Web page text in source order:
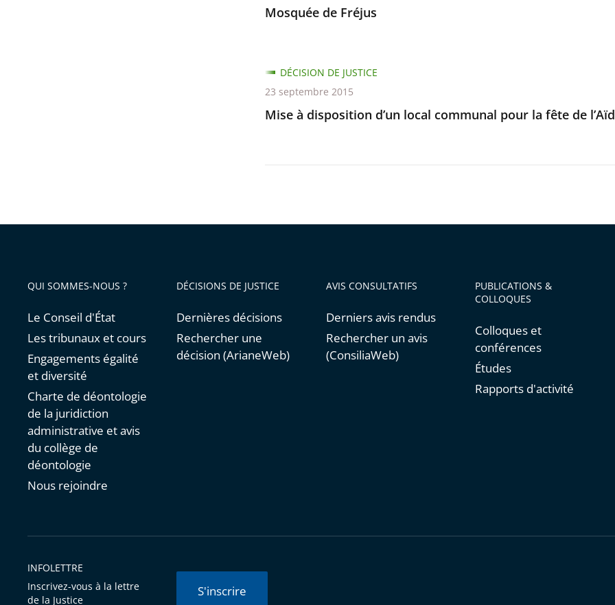
Mosquée de Fréjus
Mise à disposition d’un local communal pour la fête de l’Aïd
DÉCISION DE JUSTICE
23 septembre 2015
QUI SOMMES-NOUS ?
Le Conseil d'État
Les tribunaux et cours
Engagements égalité
et diversité
Charte de déontologie
de la juridiction
administrative et avis
du collège de
déontologie
Nous rejoindre
DÉCISIONS DE JUSTICE
Dernières décisions
Rechercher une
décision (ArianeWeb)
AVIS CONSULTATIFS
Derniers avis rendus
Rechercher un avis
(ConsiliaWeb)
PUBLICATIONS &
COLLOQUES
Colloques et
conférences
Études
Rapports d'activité
INFOLETTRE
Inscrivez-vous à la lettre
de la Justice
S'inscrire